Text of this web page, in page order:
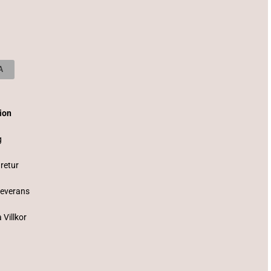
Villkor